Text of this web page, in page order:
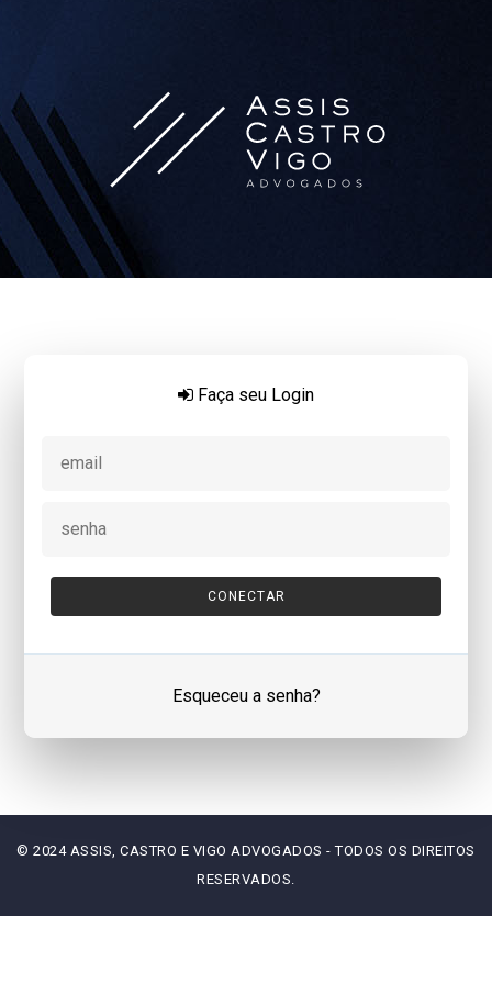
Faça seu Login
Esqueceu a senha?
© 2024 ASSIS, CASTRO E VIGO ADVOGADOS - TODOS OS DIREITOS
RESERVADOS.